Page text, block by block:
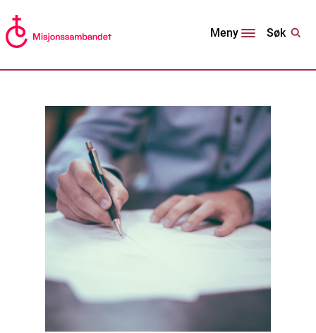
Meny Søk